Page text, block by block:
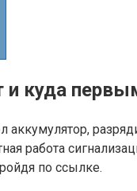
куда
аккумулятор,
работа
по ссылке.